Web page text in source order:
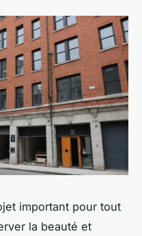
important pour tout
la beauté et